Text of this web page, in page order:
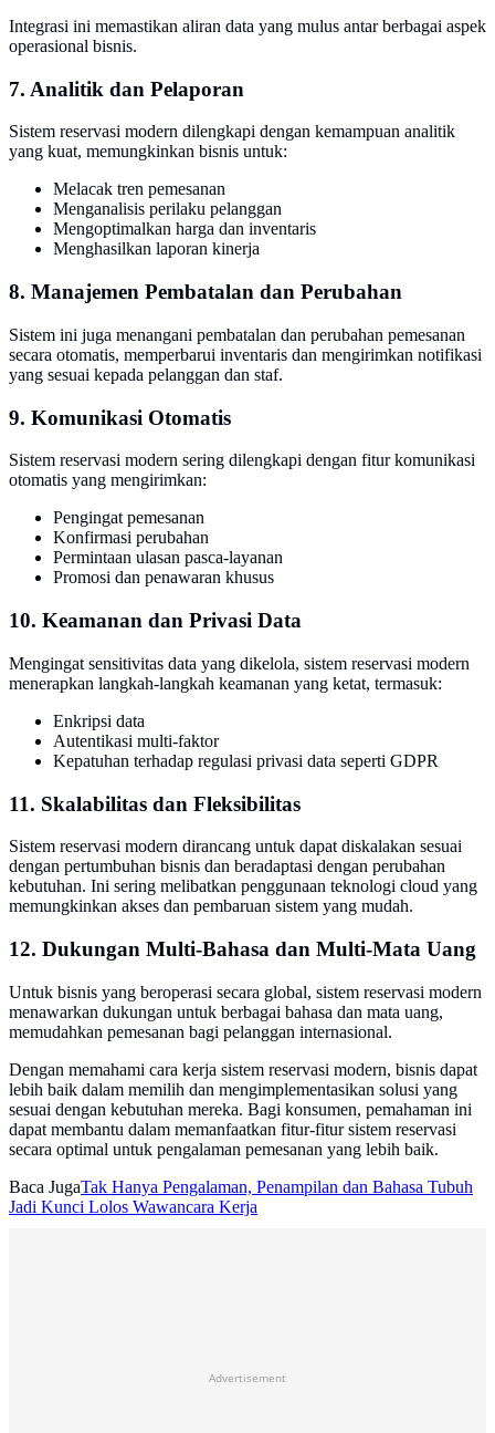
Integrasi ini memastikan aliran data yang mulus antar berbagai aspek
operasional bisnis.
7. Analitik dan Pelaporan
Sistem reservasi modern dilengkapi dengan kemampuan analitik
yang kuat, memungkinkan bisnis untuk:
Melacak tren pemesanan
Menganalisis perilaku pelanggan
Mengoptimalkan harga dan inventaris
Menghasilkan laporan kinerja
8. Manajemen Pembatalan dan Perubahan
Sistem ini juga menangani pembatalan dan perubahan pemesanan
secara otomatis, memperbarui inventaris dan mengirimkan notifikasi
yang sesuai kepada pelanggan dan staf.
9. Komunikasi Otomatis
Sistem reservasi modern sering dilengkapi dengan fitur komunikasi
otomatis yang mengirimkan:
Pengingat pemesanan
Konfirmasi perubahan
Permintaan ulasan pasca-layanan
Promosi dan penawaran khusus
10. Keamanan dan Privasi Data
Mengingat sensitivitas data yang dikelola, sistem reservasi modern
menerapkan langkah-langkah keamanan yang ketat, termasuk:
Enkripsi data
Autentikasi multi-faktor
Kepatuhan terhadap regulasi privasi data seperti GDPR
11. Skalabilitas dan Fleksibilitas
Sistem reservasi modern dirancang untuk dapat diskalakan sesuai
dengan pertumbuhan bisnis dan beradaptasi dengan perubahan
kebutuhan. Ini sering melibatkan penggunaan teknologi cloud yang
memungkinkan akses dan pembaruan sistem yang mudah.
12. Dukungan Multi-Bahasa dan Multi-Mata Uang
Untuk bisnis yang beroperasi secara global, sistem reservasi modern
menawarkan dukungan untuk berbagai bahasa dan mata uang,
memudahkan pemesanan bagi pelanggan internasional.
Dengan memahami cara kerja sistem reservasi modern, bisnis dapat
lebih baik dalam memilih dan mengimplementasikan solusi yang
sesuai dengan kebutuhan mereka. Bagi konsumen, pemahaman ini
dapat membantu dalam memanfaatkan fitur-fitur sistem reservasi
secara optimal untuk pengalaman pemesanan yang lebih baik.
Baca JugaTak Hanya Pengalaman, Penampilan dan Bahasa Tubuh
Jadi Kunci Lolos Wawancara Kerja
Advertisement